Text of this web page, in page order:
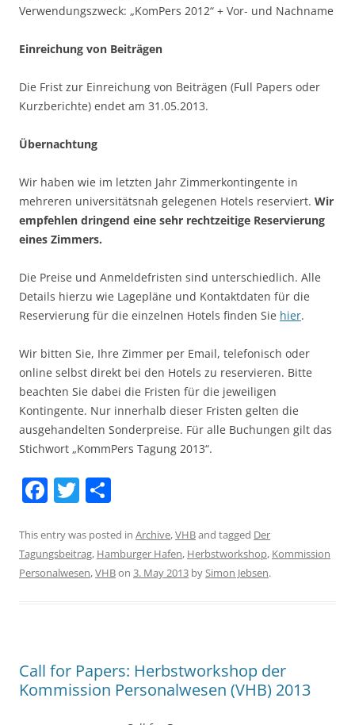
Verwendungszweck: „KomPers 2012“ + Vor- und Nachname
Einreichung von Beiträgen
Die Frist zur Einreichung von Beiträgen (Full Papers oder
Kurzberichte) endet am 31.05.2013.
Übernachtung
Wir haben wie im letzten Jahr Zimmerkontingente in
mehreren universitätsnah gelegenen Hotels reserviert. Wir
empfehlen dringend eine sehr rechtzeitige Reservierung
eines Zimmers.
Die Preise und Anmeldefristen sind unterschiedlich. Alle
Details hierzu wie Lagepläne und Kontaktdaten für die
Reservierung für die einzelnen Hotels finden Sie hier.
Wir bitten Sie, Ihre Zimmer per Email, telefonisch oder
online selbst direkt bei den Hotels zu reservieren. Bitte
beachten Sie dabei die Fristen für die jeweiligen
Kontingente. Nur innerhalb dieser Fristen gelten die
ausgehandelten Sonderpreise. Für alle Buchungen gilt das
Stichwort „KommPers Tagung 2013“.
F
c
e
k
T
itt
er
ar
e
This entry was posted in Archive,VHBand tagged Der
Tagungsbeitrag, Hamburger Hafen, Herbstworkshop, Kommission
Personalwesen,VHBon 3. May 2013 bySimon Jebsen.
Call for Papers: Herbstworkshop der
Kommission Personalwesen (VHB) 2013